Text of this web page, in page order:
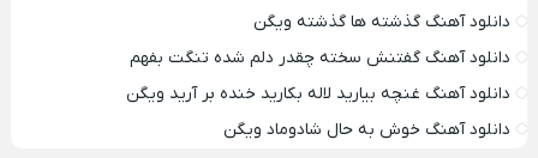
دانلود آهنگ گذشته ها گذشته ویگن
دانلود آهنگ گفتنش سخته چقدر دلم شده تنگت بفهم
دانلود آهنگ غنچه بیارید لاله بکارید خنده بر آرید ویگن
دانلود آهنگ خوش به حال شادوماد ویگن